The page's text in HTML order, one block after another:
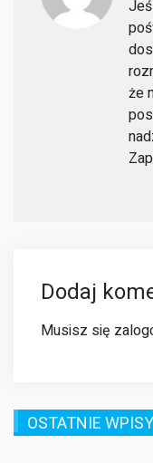
że
Dodaj
Musisz się
OSTATNIE WPISY